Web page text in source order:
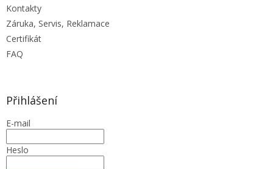
Kontakty
Záruka, Servis, Reklamace
Certifikát
FAQ
Přihlášení
E-mail
Heslo